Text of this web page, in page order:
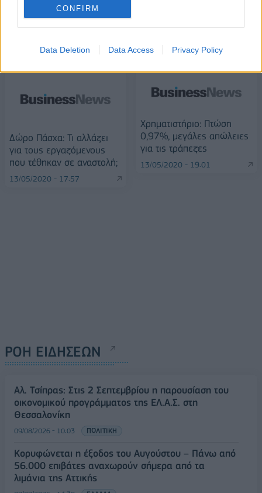
CONFIRM
Data Deletion Data Access Privacy Policy
Δώρο Πάσχα: Τι αλλάζει
για τους εργαζόμενους
που τέθηκαν σε αναστολή;
13/05/2020 - 17:57
Χρηματιστήριο: Πτώση
0,97%, μεγάλες απώλειες
για τις τράπεζες
13/05/2020 - 19:01
ΡΟΗ ΕΙΔΗΣΕΩΝ
Αλ. Τσίπρας: Στις 2 Σεπτεμβρίου η παρουσίαση του
οικονομικού προγράμματος της ΕΛ.Α.Σ. στη
Θεσσαλονίκη
09/08/2026 - 10:03 ΠΟΛΙΤΙΚΗ
Κορυφώνεται η έξοδος του Αυγούστου – Πάνω από
56.000 επιβάτες αναχωρούν σήμερα από τα
λιμάνια της Αττικής